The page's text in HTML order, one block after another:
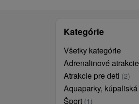
Kategórie
Všetky kategórie
Adrenalinové atrakcie
Atrakcie pre deti (2)
Aquaparky, kúpaliská
Šport (1)